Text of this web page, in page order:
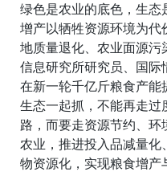
绿色是农业的底色，生态
增产以牺牲资源环境为
地质量退化、农业面源污
信息研究所研究员、国际
在新一轮千亿斤粮食产
生态一起抓，不能再走
路，而要走资源节约、
农业，推进投入品减量
物资源化，实现粮食增产